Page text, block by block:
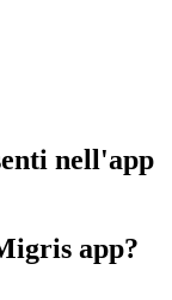
nell'app
app?